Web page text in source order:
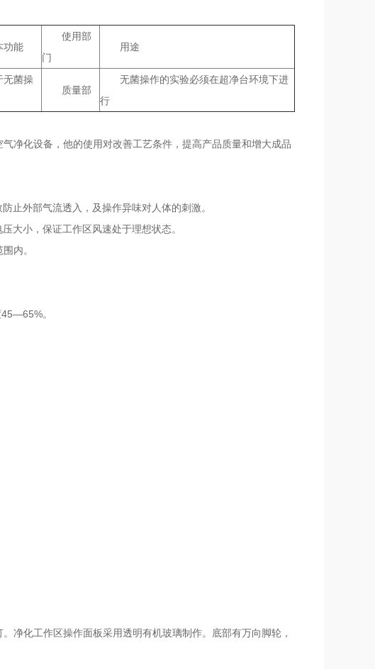
功能
使用部
门
用途
无菌操
质量部
无菌操作的实验必须在超净台环境下进
行
净化设备，他的使用对改善工艺条件，提高产品质量和增大成品
止外部气流透入，及操作异味对人体的刺激。
大小，保证工作区风速处于理想状态。
内。
。
净化工作区操作面板采用透明有机玻璃制作。底部有万向脚轮，